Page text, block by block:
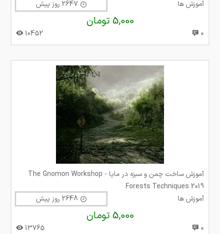
آموزش ها
5,000 تومان
0
10452
آموزش ساخت چمن و سبزه در مایا The Gnomon Workshop -
Forests Techniques 2019
آموزش ها
5,000 تومان
0
13765